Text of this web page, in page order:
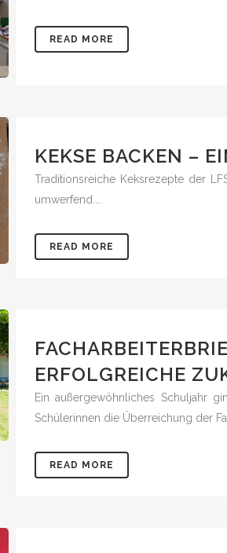
READ MORE
KEKSE BACKEN –
Traditionsreiche Keksrezepte der
umwerfend....
READ MORE
ERFOLGREICHE
Ein außergewöhnliches Schuljahr
Schülerinnen die Überreichung der
READ MORE